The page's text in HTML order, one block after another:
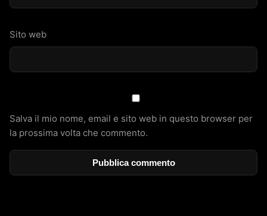
Sito web
Salva il mio nome, email e sito web in questo browser per
la prossima volta che commento.